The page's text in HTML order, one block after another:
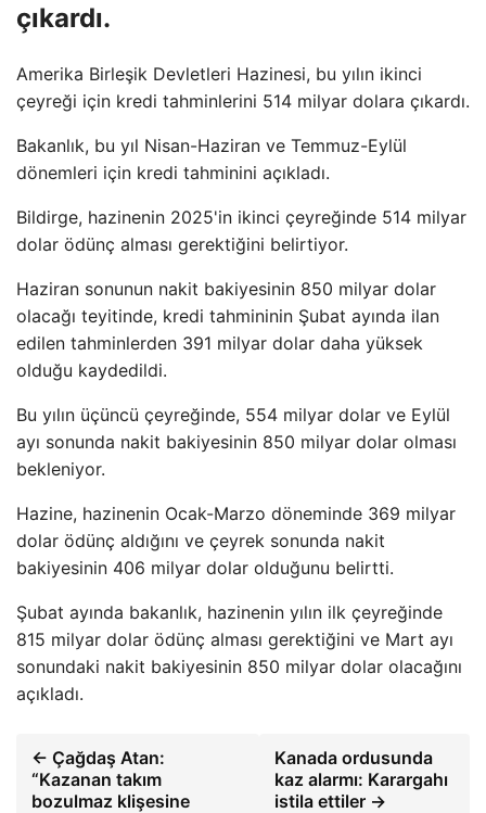
çıkardı.
Amerika Birleşik Devletleri Hazinesi, bu yılın ikinci
çeyreği için kredi tahminlerini 514 milyar dolara çıkardı.
Bakanlık, bu yıl Nisan-Haziran ve Temmuz-Eylül
dönemleri için kredi tahminini açıkladı.
Bildirge, hazinenin 2025'in ikinci çeyreğinde 514 milyar
dolar ödünç alması gerektiğini belirtiyor.
Haziran sonunun nakit bakiyesinin 850 milyar dolar
olacağı teyitinde, kredi tahmininin Şubat ayında ilan
edilen tahminlerden 391 milyar dolar daha yüksek
olduğu kaydedildi.
Bu yılın üçüncü çeyreğinde, 554 milyar dolar ve Eylül
ayı sonunda nakit bakiyesinin 850 milyar dolar olması
bekleniyor.
Hazine, hazinenin Ocak-Marzo döneminde 369 milyar
dolar ödünç aldığını ve çeyrek sonunda nakit
bakiyesinin 406 milyar dolar olduğunu belirtti.
Şubat ayında bakanlık, hazinenin yılın ilk çeyreğinde
815 milyar dolar ödünç alması gerektiğini ve Mart ayı
sonundaki nakit bakiyesinin 850 milyar dolar olacağını
açıkladı.
← Çağdaş Atan:
“Kazanan takım
bozulmaz klişesine
Kanada ordusunda
kaz alarmı: Karargahı
istila ettiler →